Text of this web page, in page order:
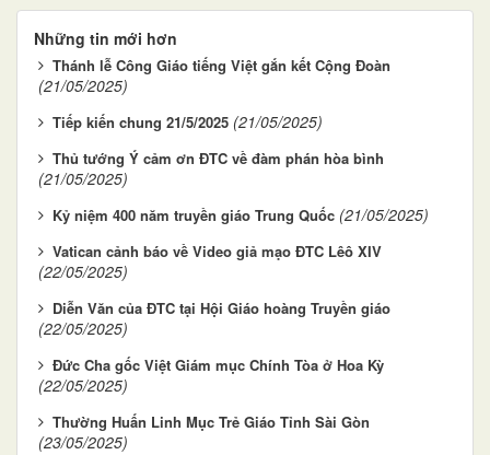
Những tin mới hơn
Thánh lễ Công Giáo tiếng Việt gắn kết Cộng Đoàn
(21/05/2025)
Tiếp kiến chung 21/5/2025 (21/05/2025)
Thủ tướng Ý cảm ơn ĐTC về đàm phán hòa bình
(21/05/2025)
Kỷ niệm 400 năm truyền giáo Trung Quốc (21/05/2025)
Vatican cảnh báo về Video giả mạo ĐTC Lêô XIV
(22/05/2025)
Diễn Văn của ĐTC tại Hội Giáo hoàng Truyền giáo
(22/05/2025)
Đức Cha gốc Việt Giám mục Chính Tòa ở Hoa Kỳ
(22/05/2025)
Thường Huấn Linh Mục Trẻ Giáo Tỉnh Sài Gòn
(23/05/2025)